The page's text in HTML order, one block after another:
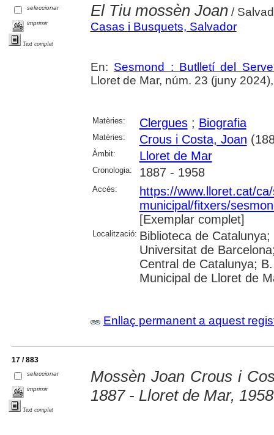
seleccionar
imprimir
Text complet
El Tiu mossèn Joan/
Casas i Busquets, Salvador
En: Sesmond : Butlletí del
Lloret de Mar, núm. 23 (juny
Matèries: Clergues; Biografia
Matèries: Crous i Costa, Joan
Àmbit: Lloret de Mar
Cronologia: 1887 - 1958
Accés:
https://www.lloret.cat/
municipal/fitxers/
[Exemplar complet]
Localització: Biblioteca de
Universitat de
Central de Catalunya;
Municipal de Lloret de
Enllaç permanent a aquest
17 / 883
seleccionar
imprimir
Text complet
Mossèn Joan Crous i
1887 - Lloret de Mar, 1958